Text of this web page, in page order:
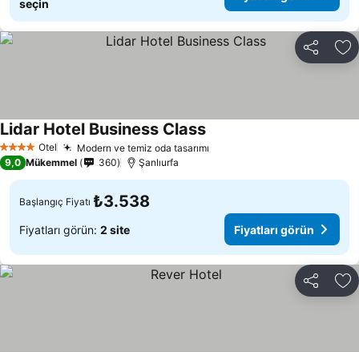
seçin
Paylaş
4 Yıldız Otel Modern ve temiz oda tasarımı
Lidar Hotel Business ClassFiyatları görün
9,0 Mükemmel 360 Şanlıurfa
Başlangıç Fiyatı ₺3.538
Fiyatları görün: 2 site Fiyatları görün
Paylaş